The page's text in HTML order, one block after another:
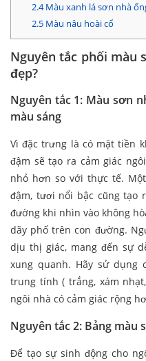
2.4Màu xanh lá sơn nhà
2.5Màu nâu hoài cổ
Nguyên tắc phối màu
đẹp?
Nguyên tắc 1: Màu sơn
màu sáng
Vì đặc trưng là có mặt tiền
đậm sẽ tạo ra cảm giác
nhỏ hơn so với thực tế.
đậm, tươi nổi bậc cũng tạo
đường khi nhìn vào không
dãy phố trên con đường.
dịu thị giác, mang đến sự
xung quanh. Hãy sử dụng
trung tính ( trắng, xám
ngôi nhà có cảm giác rộng
Nguyên tắc 2: Bảng màu
Để tạo sự sinh động cho